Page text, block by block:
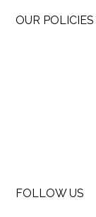
OUR POLICIES
FOLLOW US